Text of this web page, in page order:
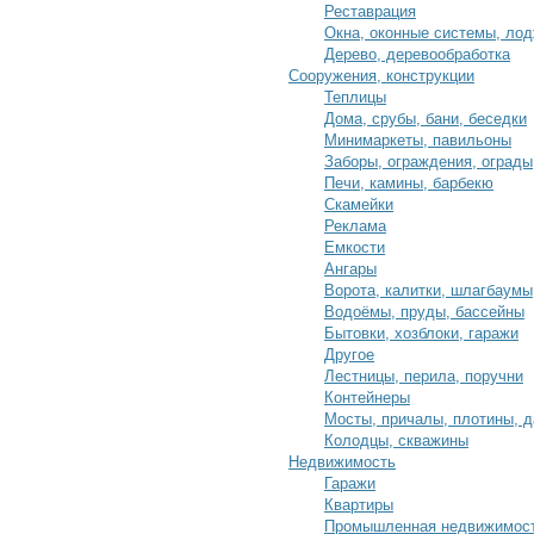
Реставрация
Окна, оконные системы,
Дерево, деревообработка
Сооружения, конструкции
Теплицы
Дома, срубы, бани, беседки
Минимаркеты, павильоны
Заборы, ограждения, ограды
Печи, камины, барбекю
Скамейки
Реклама
Емкости
Ангары
Ворота, калитки, шлагбаумы
Водоёмы, пруды, бассейны
Бытовки, хозблоки, гаражи
Другое
Лестницы, перила, поручни
Контейнеры
Мосты, причалы, плотины,
Колодцы, скважины
Недвижимость
Гаражи
Квартиры
Промышленная